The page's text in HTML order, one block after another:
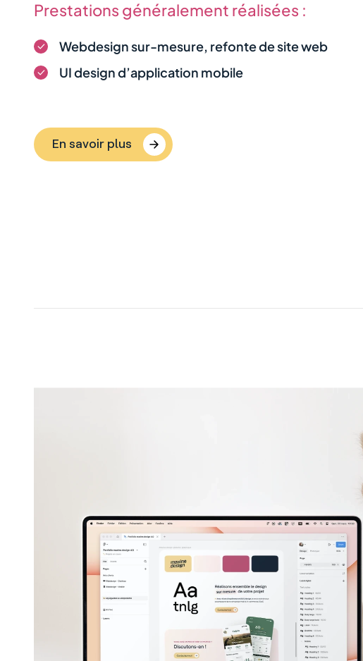
Prestations généralement réalisées :
Webdesign sur-mesure, refonte de site web
UI design d’application mobile
En savoir plus